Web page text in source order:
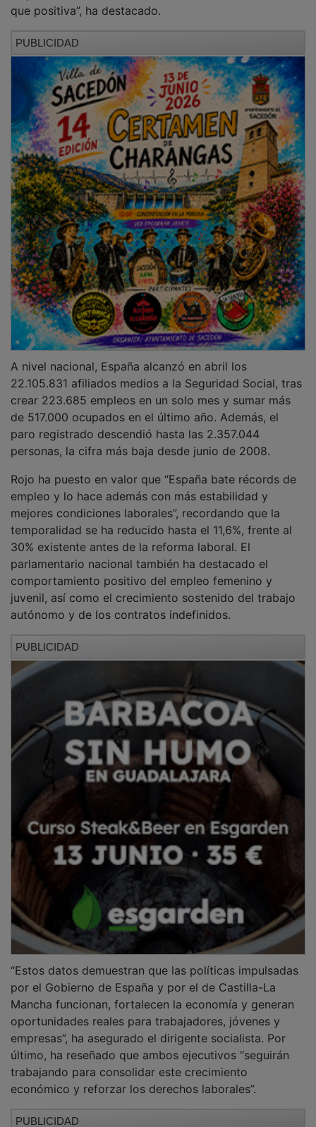
A nivel nacional, España alcanzó en abril los
22.105.831 afiliados medios a la Seguridad Social, tras
crear 223.685 empleos en un solo mes y sumar más
de 517.000 ocupados en el último año. Además, el
paro registrado descendió hasta las 2.357.044
personas, la cifra más baja desde junio de 2008.
Rojo ha puesto en valor que “España bate récords de
empleo y lo hace además con más estabilidad y
mejores condiciones laborales”, recordando que la
temporalidad se ha reducido hasta el 11,6%, frente al
30% existente antes de la reforma laboral. El
parlamentario nacional también ha destacado el
comportamiento positivo del empleo femenino y
juvenil, así como el crecimiento sostenido del trabajo
autónomo y de los contratos indefinidos.
PUBLICIDAD
“Estos datos demuestran que las políticas impulsadas
por el Gobierno de España y por el de Castilla-La
Mancha funcionan, fortalecen la economía y generan
oportunidades reales para trabajadores, jóvenes y
empresas”, ha asegurado el dirigente socialista. Por
último, ha reseñado que ambos ejecutivos “seguirán
trabajando para consolidar este crecimiento
económico y reforzar los derechos laborales”.